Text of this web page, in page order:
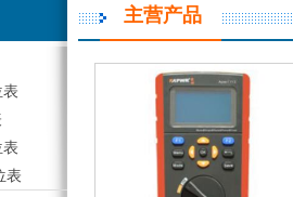
表
主营产品